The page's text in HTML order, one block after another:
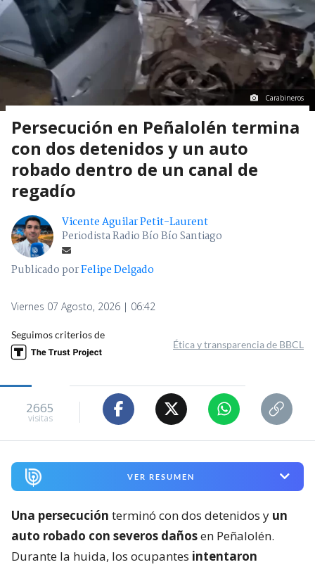
Carabineros
Persecución en Peñalolén termina
con dos detenidos y un auto
robado dentro de un canal de
regadío
Vicente Aguilar Petit-Laurent
Periodista Radio Bío Bío Santiago
Publicado porFelipe Delgado
Viernes 07 Agosto, 2026 | 06:42
Seguimos criterios de
Ética y transparencia de BBCL
2665
visitas
VER RESUMEN
Una persecución terminó con dos detenidos y un
auto robado con severos dañosen Peñalolén.
Durante la huida, los ocupantes intentaron